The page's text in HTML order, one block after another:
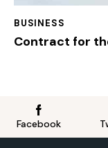
BUSINESS
Contract for
Facebook